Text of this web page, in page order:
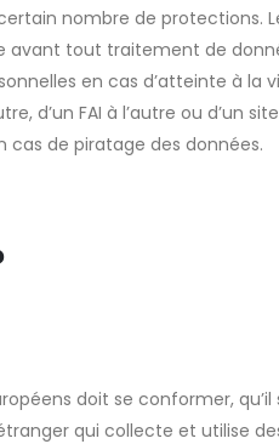
nombre de protections.
tout traitement de
en cas d’atteinte à la
d’un FAI à l’autre ou d’un
cas de piratage des données.
doit se conformer, qu’il
qui collecte et utilise